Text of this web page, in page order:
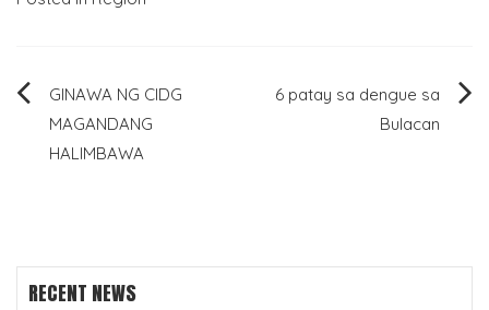
Post
navigation
GINAWA NG CIDG
MAGANDANG
HALIMBAWA
6 patay sa dengue sa
Bulacan
RECENT NEWS